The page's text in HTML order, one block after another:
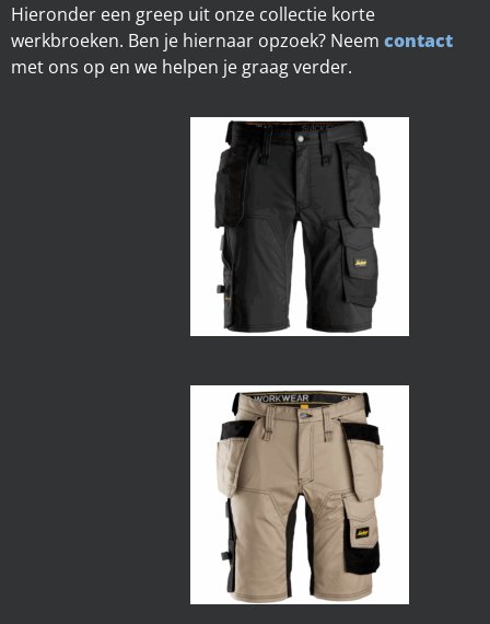
Hieronder een greep uit onze collectie korte
werkbroeken. Ben je hiernaar opzoek? Neem contact
met ons op en we helpen je graag verder.